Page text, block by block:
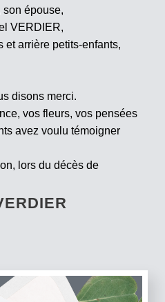
épouse,
VERDIER,
et arrière petits-enfants,
disons merci.
vos fleurs, vos pensées
avez voulu témoigner
lors du décès de